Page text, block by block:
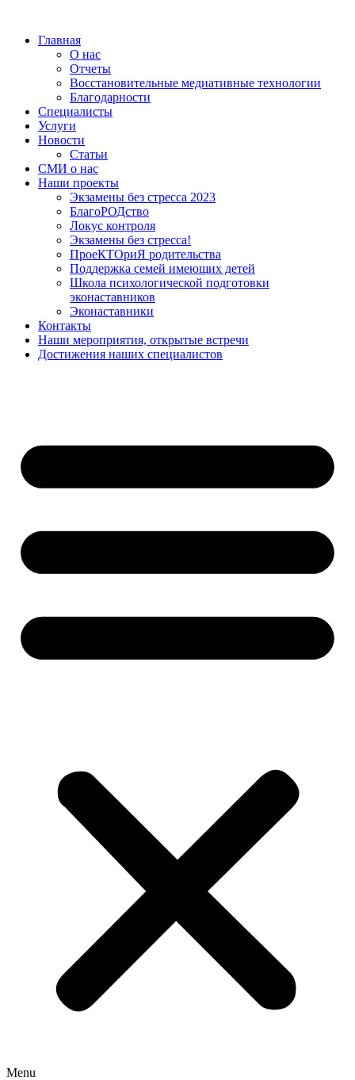
Главная
О нас
Отчеты
Восстановительные медиативные технологии
Благодарности
Специалисты
Услуги
Новости
Статьи
СМИ о нас
Наши проекты
Экзамены без стресса 2023
БлагоРОДство
Локус контроля
Экзамены без стресса!
ПроеКТОриЯ родительства
Поддержка семей имеющих детей
Школа психологической подготовки
эконаставников
Эконаставники
Контакты
Наши мероприятия, открытые встречи
Достижения наших специалистов
Menu